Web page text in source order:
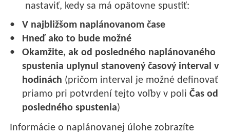
nastaviť, kedy sa má opätovne spustiť:
V najbližšom naplánovanom čase
Hneď ako to bude možné
Okamžite, ak od posledného naplánovaného
spustenia uplynul stanovený časový interval v
hodinách (pričom interval je možné definovať
priamo pri potvrdení tejto voľby v poliČas od
posledného spustenia)
Informácie o naplánovanej úlohe zobrazíte